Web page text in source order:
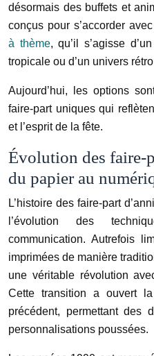
désormais des buffets et
conçus pour s’accorder avec
à thème, qu’il s’agisse
tropicale ou d’un univers
Aujourd’hui, les options
faire-part uniques qui
et l’esprit de la fête.
Évolution des faire-
du papier au
L’histoire des faire-part
l’évolution des
communication. Autrefois
imprimées de manière
une véritable révolution
Cette transition a ouvert
précédent, permettant des
personnalisations poussées.